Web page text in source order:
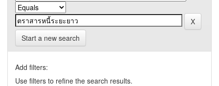
Start a new search
Add filters:
Use filters to refine the search results.